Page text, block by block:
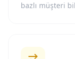
bazlı müşteri